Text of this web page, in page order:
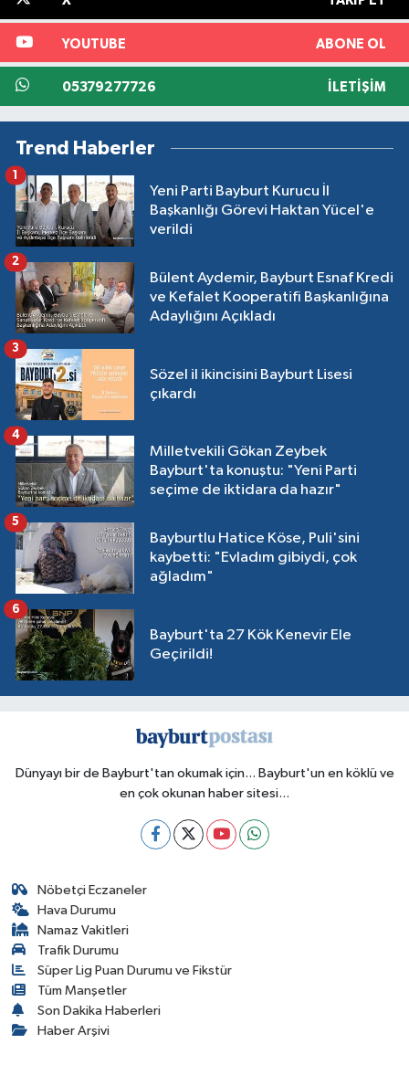
YOUTUBE ABONE OL
05379277726 İLETIŞIM
Trend Haberler
Yeni Parti Bayburt Kurucu İl
Başkanlığı Görevi Haktan Yücel'e
verildi
1
Bülent Aydemir, Bayburt Esnaf Kredi
ve Kefalet Kooperatifi Başkanlığına
Adaylığını Açıkladı
2
Sözel il ikincisini Bayburt Lisesi
çıkardı
3
Milletvekili Gökan Zeybek
Bayburt'ta konuştu: "Yeni Parti
seçime de iktidara da hazır"
4
Bayburtlu Hatice Köse, Puli'sini
kaybetti: "Evladım gibiydi, çok
ağladım"
5
Bayburt'ta 27 Kök Kenevir Ele
Geçirildi!
6
Dünyayı bir de Bayburt'tan okumak için... Bayburt'un en köklü ve
en çok okunan haber sitesi...
Nöbetçi Eczaneler
Hava Durumu
Namaz Vakitleri
Trafik Durumu
Süper Lig Puan Durumu ve Fikstür
Tüm Manşetler
Son Dakika Haberleri
Haber Arşivi